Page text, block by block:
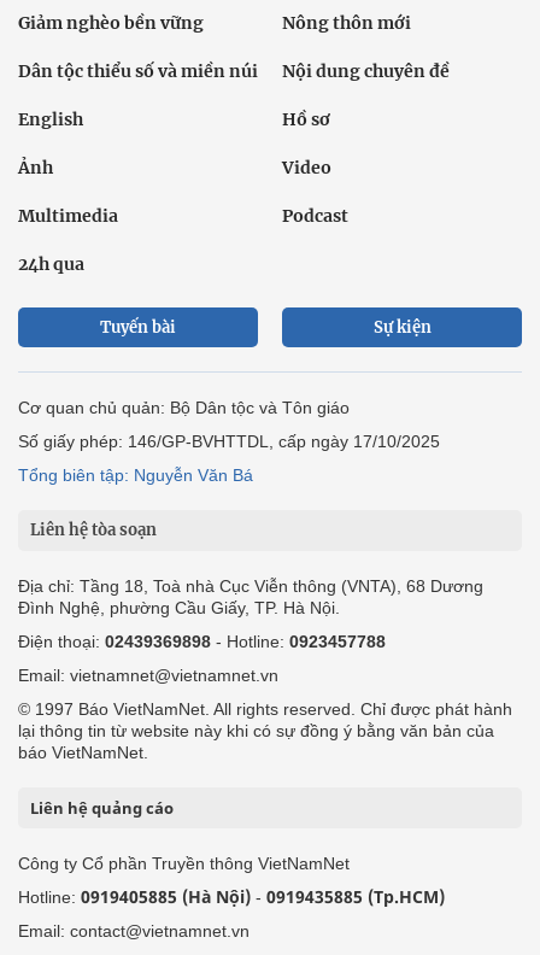
Giảm nghèo bền vững Nông thôn mới
Dân tộc thiểu số và miền núi Nội dung chuyên đề
English Hồ sơ
Ảnh Video
Multimedia Podcast
24h qua
Tuyến bài Sự kiện
Cơ quan chủ quản: Bộ Dân tộc và Tôn giáo
Số giấy phép: 146/GP-BVHTTDL, cấp ngày 17/10/2025
Tổng biên tập: Nguyễn Văn Bá
Liên hệ tòa soạn
Địa chỉ: Tầng 18, Toà nhà Cục Viễn thông (VNTA), 68 Dương
Đình Nghệ, phường Cầu Giấy, TP. Hà Nội.
Điện thoại: 02439369898 - Hotline: 0923457788
Email: vietnamnet@vietnamnet.vn
© 1997 Báo VietNamNet. All rights reserved. Chỉ được phát hành
lại thông tin từ website này khi có sự đồng ý bằng văn bản của
báo VietNamNet.
Liên hệ quảng cáo
Công ty Cổ phần Truyền thông VietNamNet
Hotline: 0919405885 (Hà Nội) - 0919435885 (Tp.HCM)
Email: contact@vietnamnet.vn